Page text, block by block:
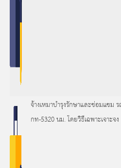
จ้างเหมาบำรุงรักษาและซ่อมแซม
กท-5320 นม. โดยวิธีเฉพาะเจาะจง